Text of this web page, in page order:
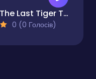
The Last Tiger Tank Simulator
0 (0 Голосів)